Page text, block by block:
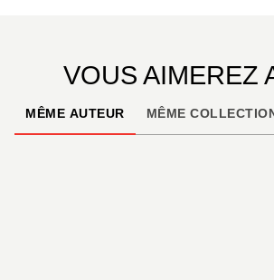
VOUS AIMEREZ
MÊME AUTEUR MÊME